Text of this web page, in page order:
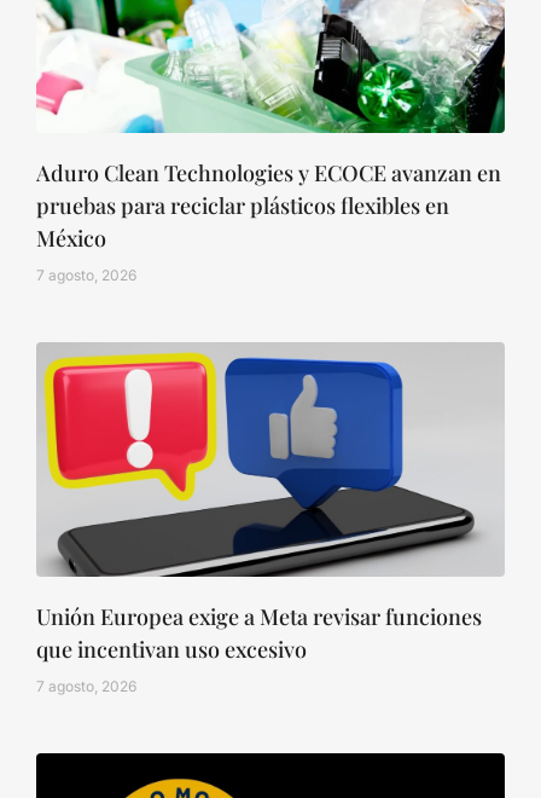
Aduro Clean Technologies y ECOCE avanzan en
pruebas para reciclar plásticos flexibles en
México
7 agosto, 2026
Unión Europea exige a Meta revisar funciones
que incentivan uso excesivo
7 agosto, 2026